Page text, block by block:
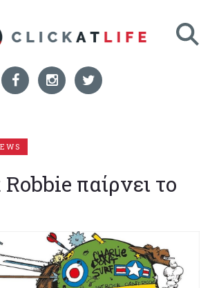
παίρνει το